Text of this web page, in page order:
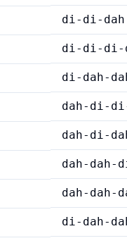
di-di-dah
di-di-di-
di-dah-
dah-di-
dah-di-
dah-
dah-dah-
di-dah-